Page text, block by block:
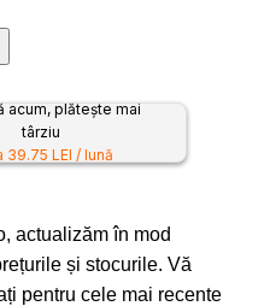
acum, plătește mai
târziu
39.75 LEI / lună
actualizăm în mod
și stocurile. Vă
pentru cele mai recente